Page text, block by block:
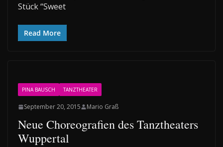
Stück “Sweet
Read More
PINA BAUSCH TANZTHEATER
September 20, 2015 Mario Graß
Neue Choreografien des Tanztheaters
Wuppertal